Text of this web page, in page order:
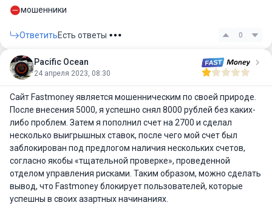
мошенники
ОтветитьЕсть ответы 0
Pacific Ocean
24 апреля 2023, 08:30
Сайт Fastmoney является мошенническим по своей природе.
После внесения 5000, я успешно снял 8000 рублей без каких-
либо проблем. Затем я пополнил счет на 2700 и сделал
несколько выигрышных ставок, после чего мой счет был
заблокирован под предлогом наличия нескольких счетов,
согласно якобы «тщательной проверке», проведенной
отделом управления рисками. Таким образом, можно сделать
вывод, что Fastmoney блокирует пользователей, которые
успешны в своих азартных начинаниях.